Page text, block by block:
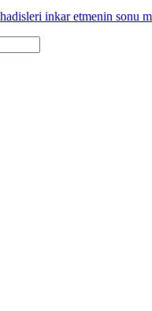
inkar etmenin sonu